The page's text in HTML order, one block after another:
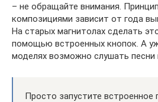
– не обращайте внимания.
композициями зависит от года
На старых магнитолах сделать
помощью встроенных кнопок. А
моделях возможно слушать
Просто запустите встроенное